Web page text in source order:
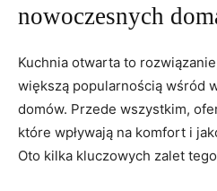
nowoczesnych
Kuchnia otwarta to
większą popularnością wśród
domów. Przede wszystkim,
które wpływają na komfort i
Oto kilka kluczowych zalet